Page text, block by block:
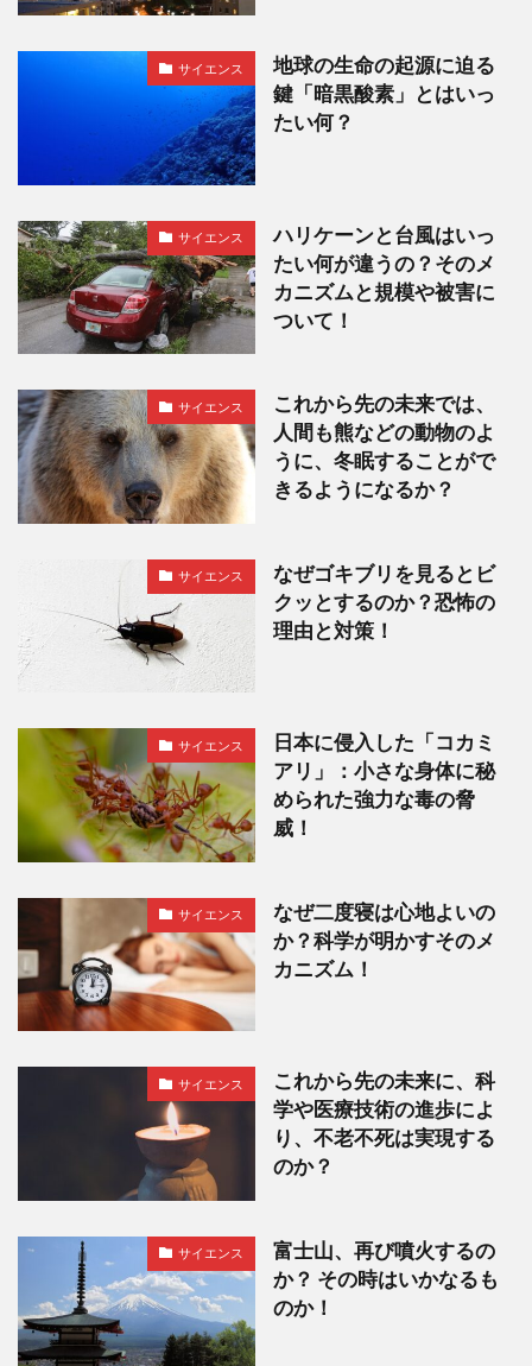
サイエンス
地球の生命の起源に迫る
鍵「暗黒酸素」とはいっ
たい何？
サイエンス
ハリケーンと台風はいっ
たい何が違うの？そのメ
カニズムと規模や被害に
ついて！
サイエンス
これから先の未来では、
人間も熊などの動物のよ
うに、冬眠することがで
きるようになるか？
サイエンス
なぜゴキブリを見るとビ
クッとするのか？恐怖の
理由と対策！
サイエンス
日本に侵入した「コカミ
アリ」：小さな身体に秘
められた強力な毒の脅
威！
サイエンス
なぜ二度寝は心地よいの
か？科学が明かすそのメ
カニズム！
サイエンス
これから先の未来に、科
学や医療技術の進歩によ
り、不老不死は実現する
のか？
サイエンス
富士山、再び噴火するの
か？ その時はいかなるも
のか！